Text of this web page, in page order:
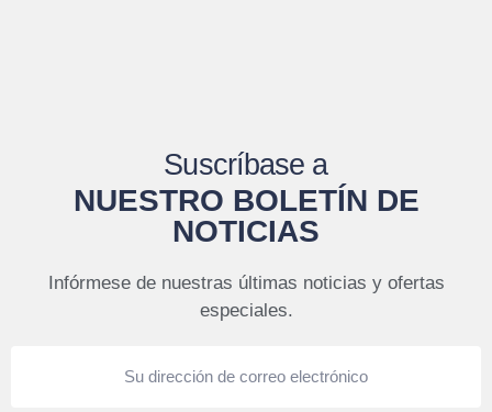
Suscríbase a
NUESTRO BOLETÍN DE
NOTICIAS
Infórmese de nuestras últimas noticias y ofertas
especiales.